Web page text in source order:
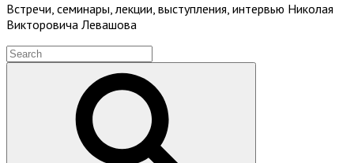
Встречи, семинары, лекции, выступления, интервью Николая
Викторовича Левашова
Search
for: